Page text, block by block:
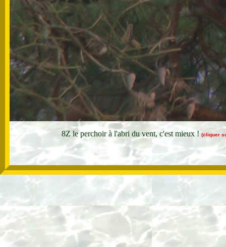
8Z le perchoir à l'abri du vent, c'est mieux !(cliquer